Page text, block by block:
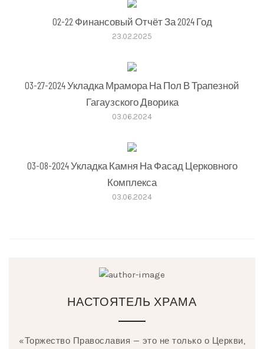
02-22 Финансовый Отчёт За 2024 Год
23.02.2025
03-27-2024 Укладка Мрамора На Пол В Трапезной
Гагаузского Дворика
03.06.2024
03-08-2024 Укладка Камня На Фасад Церковного
Комплекса
03.06.2024
НАСТОЯТЕЛЬ ХРАМА
«Торжество Православия — это не только о Церкви,